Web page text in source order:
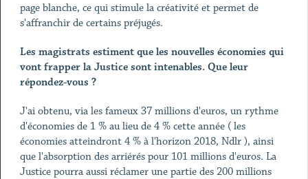
page blanche, ce qui stimule la créativité et permet de
s'affranchir de certains préjugés.
Les magistrats estiment que les nouvelles économies qui
vont frapper la Justice sont intenables. Que leur
répondez-vous ?
J'ai obtenu, via les fameux 37 millions d'euros, un rythme
d'économies de 1 % au lieu de 4 % cette année ( les
économies atteindront 4 % à l'horizon 2018, Ndlr ), ainsi
que l'absorption des arriérés pour 101 millions d'euros. La
Justice pourra aussi réclamer une partie des 200 millions